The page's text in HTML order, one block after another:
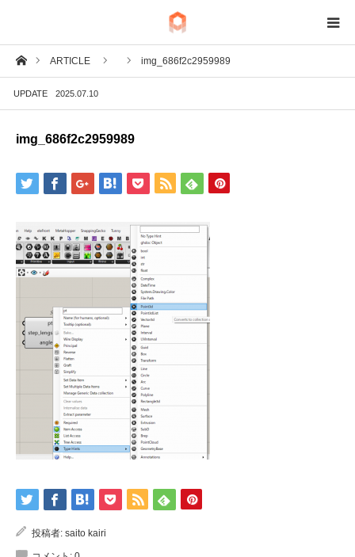
ホームARTICLE img_686f2c2959989
UPDATE 2025.07.10
img_686f2c2959989
投稿者: saito kairi
BIM
IoT